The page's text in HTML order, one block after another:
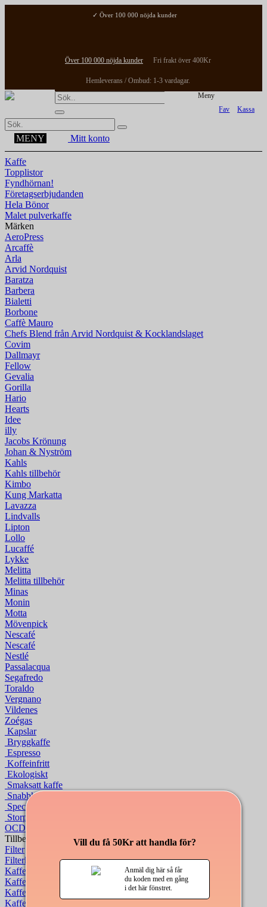
✓ Över 100 000 nöjda kunder
Över 100 000 nöjda kunder Fri frakt över 400Kr
Hemleverans / Ombud: 1-3 vardagar.
Meny
Fav
Kassa
MENY Mitt konto
Kaffe
Topplistor
Fyndhörnan!
Företagserbjudanden
Hela Bönor
Malet pulverkaffe
Märken
AeroPress
Arcaffè
Arla
Arvid Nordquist
Baratza
Barbera
Bialetti
Borbone
Caffè Mauro
Chefs Blend från Arvid Nordquist & Kocklandslaget
Covim
Dallmayr
Fellow
Gevalia
Gorilla
Hario
Hearts
Idee
illy
Jacobs Krönung
Johan & Nyström
Kahls
Kahls tillbehör
Kimbo
Kung Markatta
Lavazza
Lindvalls
Lipton
Lollo
Lucaffé
Lykke
Melitta
Melitta tillbehör
Minas
Monin
Motta
Mövenpick
Nescafé
Nescafé
Nestlé
Passalacqua
Segafredo
Toraldo
Vergnano
Vildenes
Zoégas
Kapslar
Bryggkaffe
Espresso
Koffeinfritt
Ekologiskt
Smaksatt kaffe
Snabbkaffe
Specialkaffe
Storpack kaffe
OCDK One Cup Drip Kit
Tillbehör
Filter
Filterhållare
Kaffebryggare
Kaffekoppar
Kaffekvarnar
Kaffevågar
Vill du få 50Kr att handla för?
Anmäl dig här så får
du koden med en gång
i det här fönstret.